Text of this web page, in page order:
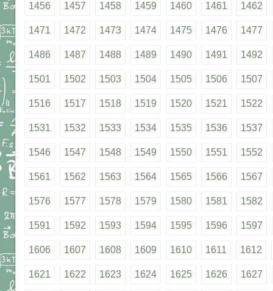
1456 1457 1458 1459 1460 1461 1462
1471 1472 1473 1474 1475 1476 1477
1486 1487 1488 1489 1490 1491 1492
1501 1502 1503 1504 1505 1506 1507
1516 1517 1518 1519 1520 1521 1522
1531 1532 1533 1534 1535 1536 1537
1546 1547 1548 1549 1550 1551 1552
1561 1562 1563 1564 1565 1566 1567
1576 1577 1578 1579 1580 1581 1582
1591 1592 1593 1594 1595 1596 1597
1606 1607 1608 1609 1610 1611 1612
1621 1622 1623 1624 1625 1626 1627